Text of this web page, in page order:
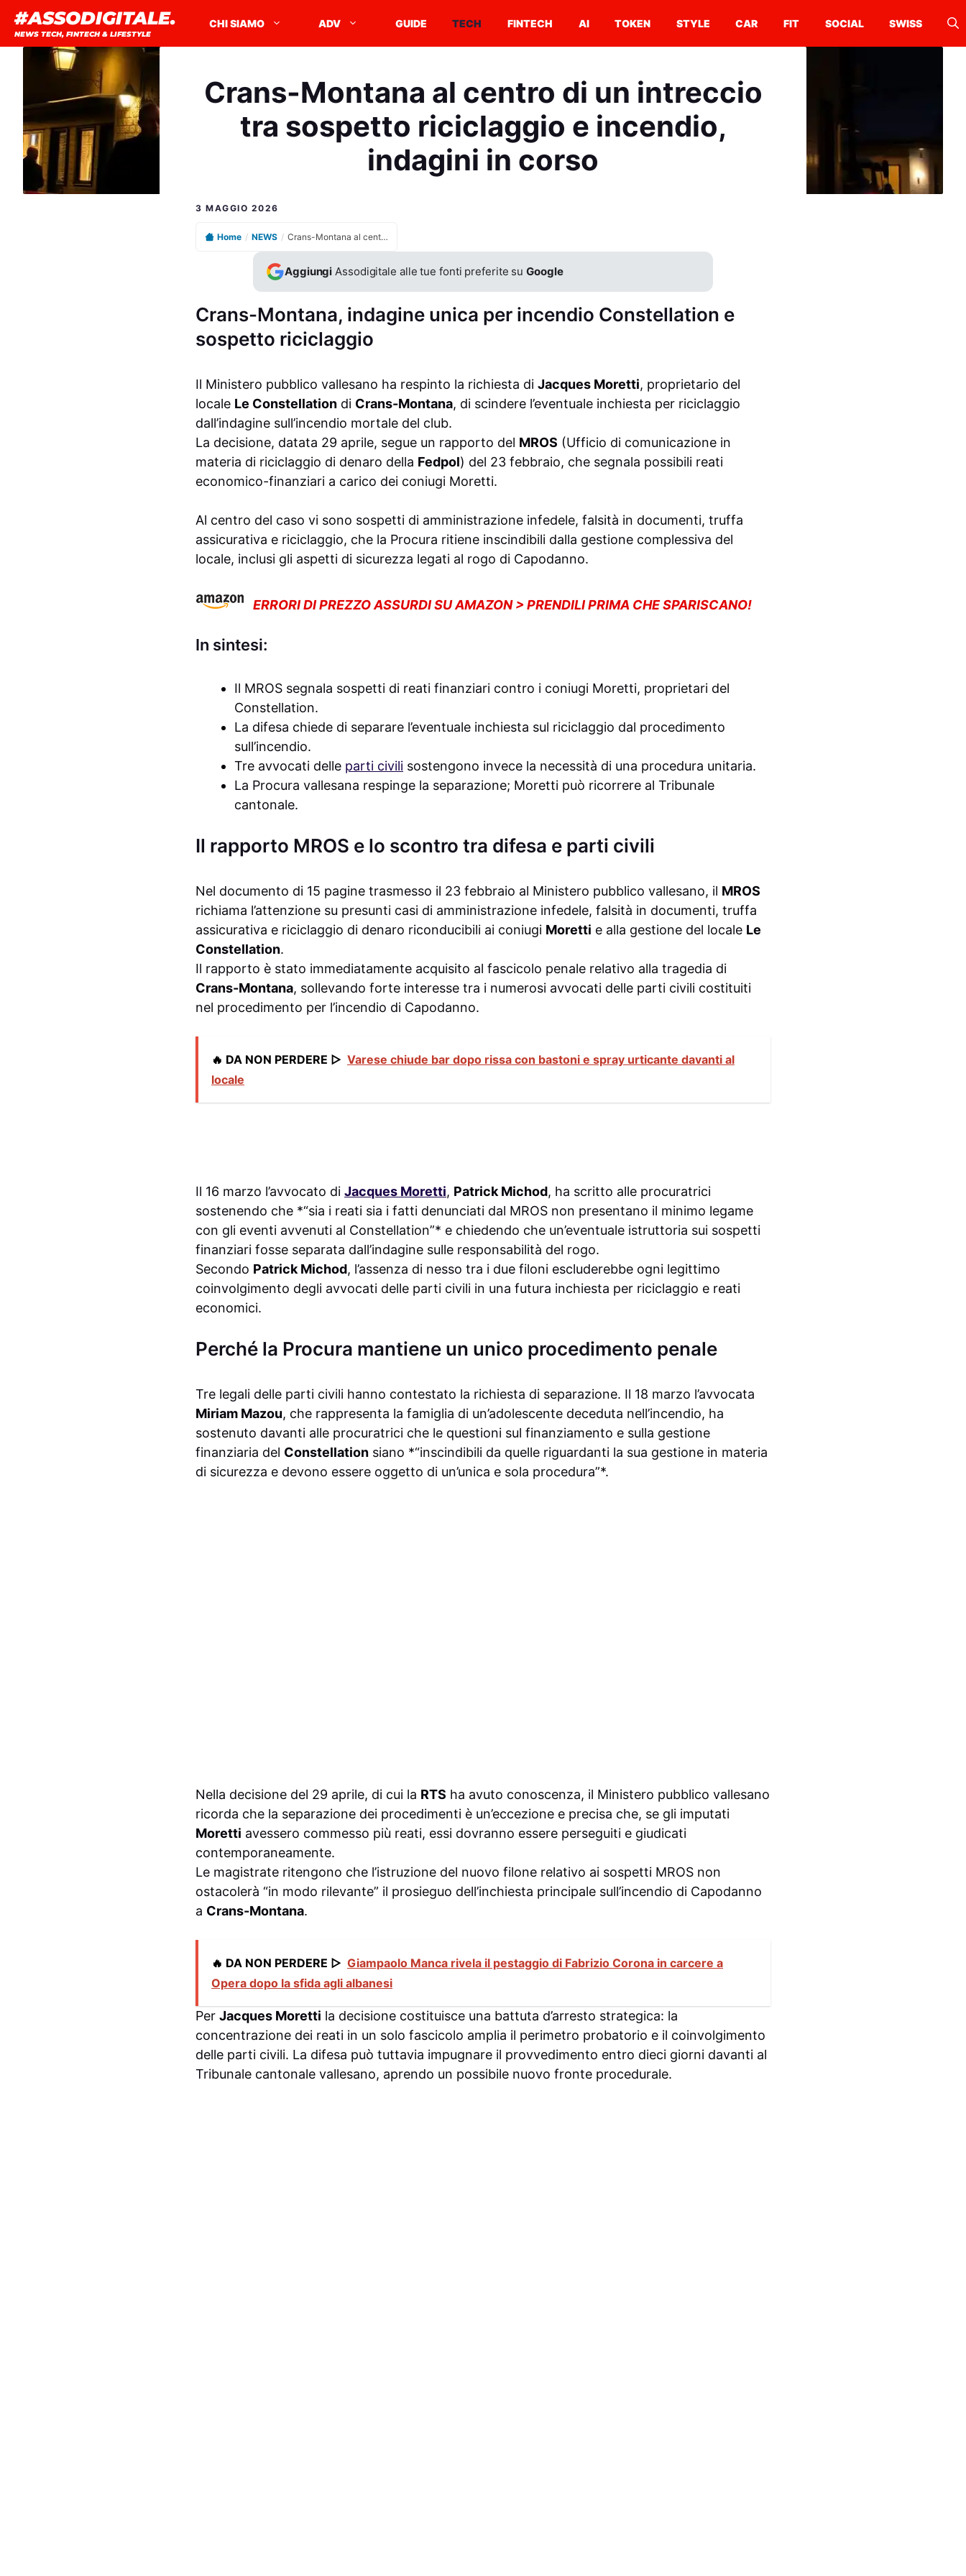
contenuto
#ASSODIGITALE.
NEWS TECH, FINTECH & LIFESTYLE
CHI SIAMO ADV GUIDE TECH FINTECH AI TOKEN STYLE CAR FIT SOCIAL SWISS
Crans-Montana al centro di un intreccio
tra sospetto riciclaggio e incendio,
indagini in corso
3 MAGGIO 2026
Home / NEWS / Crans-Montana al centro di un intreccio tra sospetto riciclaggio e incendio, indagini in corso
Aggiungi Assodigitale alle tue fonti preferite suGoogle
Crans-Montana, indagine unica per incendio Constellation e
sospetto riciclaggio
Il Ministero pubblico vallesano ha respinto la richiesta di Jacques Moretti, proprietario del
locale Le Constellation di Crans-Montana, di scindere l’eventuale inchiesta per riciclaggio
dall’indagine sull’incendio mortale del club.
La decisione, datata 29 aprile, segue un rapporto del MROS (Ufficio di comunicazione in
materia di riciclaggio di denaro della Fedpol) del 23 febbraio, che segnala possibili reati
economico-finanziari a carico dei coniugi Moretti.
Al centro del caso vi sono sospetti di amministrazione infedele, falsità in documenti, truffa
assicurativa e riciclaggio, che la Procura ritiene inscindibili dalla gestione complessiva del
locale, inclusi gli aspetti di sicurezza legati al rogo di Capodanno.
ERRORI DI PREZZO ASSURDI SU AMAZON > PRENDILI PRIMA CHE SPARISCANO!
In sintesi:
Il MROS segnala sospetti di reati finanziari contro i coniugi Moretti, proprietari del
Constellation.
La difesa chiede di separare l’eventuale inchiesta sul riciclaggio dal procedimento
sull’incendio.
Tre avvocati delle parti civili sostengono invece la necessità di una procedura unitaria.
La Procura vallesana respinge la separazione; Moretti può ricorrere al Tribunale
cantonale.
Il rapporto MROS e lo scontro tra difesa e parti civili
Nel documento di 15 pagine trasmesso il 23 febbraio al Ministero pubblico vallesano, il MROS
richiama l’attenzione su presunti casi di amministrazione infedele, falsità in documenti, truffa
assicurativa e riciclaggio di denaro riconducibili ai coniugi Moretti e alla gestione del locale Le
Constellation.
Il rapporto è stato immediatamente acquisito al fascicolo penale relativo alla tragedia di
Crans-Montana, sollevando forte interesse tra i numerosi avvocati delle parti civili costituiti
nel procedimento per l’incendio di Capodanno.
🔥 DA NON PERDERE ▷ Varese chiude bar dopo rissa con bastoni e spray urticante davanti al
locale
Il 16 marzo l’avvocato di Jacques Moretti, Patrick Michod, ha scritto alle procuratrici
sostenendo che *“sia i reati sia i fatti denunciati dal MROS non presentano il minimo legame
con gli eventi avvenuti al Constellation”* e chiedendo che un’eventuale istruttoria sui sospetti
finanziari fosse separata dall’indagine sulle responsabilità del rogo.
Secondo Patrick Michod, l’assenza di nesso tra i due filoni escluderebbe ogni legittimo
coinvolgimento degli avvocati delle parti civili in una futura inchiesta per riciclaggio e reati
economici.
Perché la Procura mantiene un unico procedimento penale
Tre legali delle parti civili hanno contestato la richiesta di separazione. Il 18 marzo l’avvocata
Miriam Mazou, che rappresenta la famiglia di un’adolescente deceduta nell’incendio, ha
sostenuto davanti alle procuratrici che le questioni sul finanziamento e sulla gestione
finanziaria del Constellation siano *“inscindibili da quelle riguardanti la sua gestione in materia
di sicurezza e devono essere oggetto di un’unica e sola procedura”*.
Nella decisione del 29 aprile, di cui la RTS ha avuto conoscenza, il Ministero pubblico vallesano
ricorda che la separazione dei procedimenti è un’eccezione e precisa che, se gli imputati
Moretti avessero commesso più reati, essi dovranno essere perseguiti e giudicati
contemporaneamente.
Le magistrate ritengono che l’istruzione del nuovo filone relativo ai sospetti MROS non
ostacolerà “in modo rilevante” il prosieguo dell’inchiesta principale sull’incendio di Capodanno
a Crans-Montana.
🔥 DA NON PERDERE ▷ Giampaolo Manca rivela il pestaggio di Fabrizio Corona in carcere a
Opera dopo la sfida agli albanesi
Per Jacques Moretti la decisione costituisce una battuta d’arresto strategica: la
concentrazione dei reati in un solo fascicolo amplia il perimetro probatorio e il coinvolgimento
delle parti civili. La difesa può tuttavia impugnare il provvedimento entro dieci giorni davanti al
Tribunale cantonale vallesano, aprendo un possibile nuovo fronte procedurale.